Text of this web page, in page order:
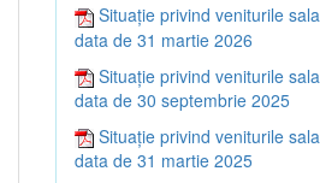
Situație privind veniturile
data de 31 martie 2026
Situație privind veniturile
data de 30 septembrie 2025
Situație privind veniturile
data de 31 martie 2025